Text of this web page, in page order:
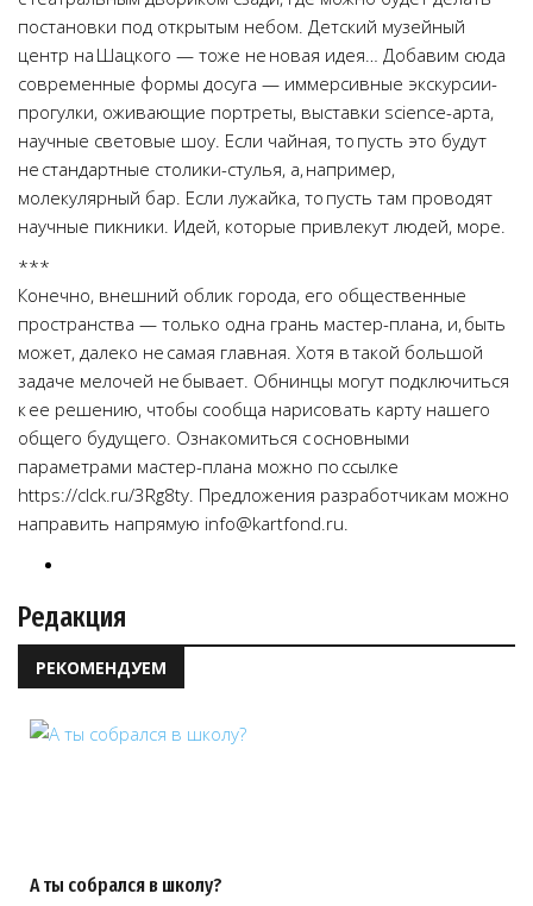
постановки под открытым небом. Детский музейный
центр на Шацкого — тоже не новая идея… Добавим сюда
современные формы досуга — иммерсивные экскурсии-
прогулки, оживающие портреты, выставки science-арта,
научные световые шоу. Если чайная, то пусть это будут
не стандартные столики-стулья, а, например,
молекулярный бар. Если лужайка, то пусть там проводят
научные пикники. Идей, которые привлекут людей, море.
***
Конечно, внешний облик города, его общественные
пространства — только одна грань мастер-плана, и, быть
может, далеко не самая главная. Хотя в такой большой
задаче мелочей не бывает. Обнинцы могут подключиться
к ее решению, чтобы сообща нарисовать карту нашего
общего будущего. Ознакомиться с основными
параметрами мастер-плана можно по ссылке
https://clck.ru/3Rg8ty. Предложения разработчикам можно
направить напрямую info@kartfond.ru.
Редакция
РЕКОМЕНДУЕМ
А ты собрался в школу?